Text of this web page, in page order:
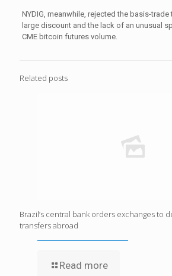
NYDIG, meanwhile, rejected the basis-trade
large discount and the lack of an unusual
CME bitcoin futures volume.
Related posts
Brazil’s central bank orders exchanges to
transfers abroad
Read more